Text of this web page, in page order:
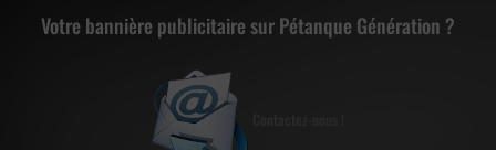
Votre bannière publicitaire sur Pétanque Génération ?